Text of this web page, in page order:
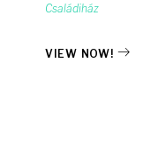
Családiház
VIEW NOW!